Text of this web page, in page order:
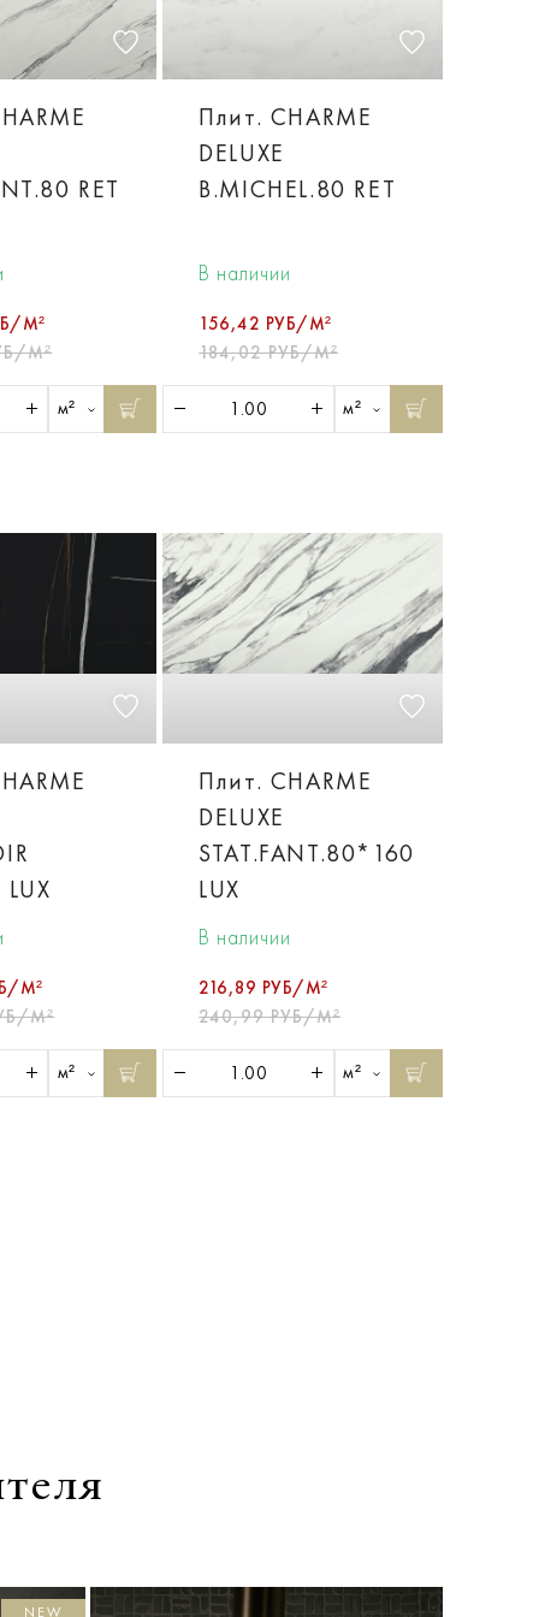
RET
М²
М²
м²
Плит. CHARME
DELUXE
B.MICHEL.80 RET
В наличии
156,42 РУБ/М²
184,02 РУБ/М²
м²
М²
М²
м²
Плит. CHARME
DELUXE
STAT.FANT.80*160
LUX
В наличии
216,89 РУБ/М²
240,99 РУБ/М²
м²
NEW